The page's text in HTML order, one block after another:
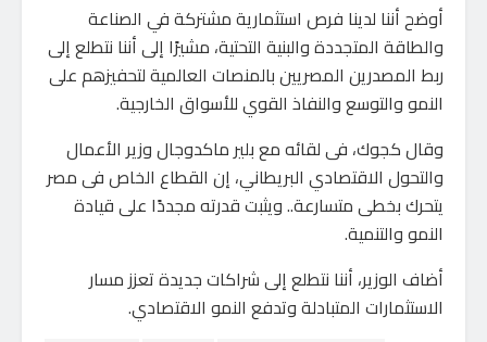
أوضح أننا لدينا فرص استثمارية مشتركة في الصناعة
والطاقة المتجددة والبنية التحتية، مشيرًا إلى أننا نتطلع إلى
ربط المصدرين المصريين بالمنصات العالمية لتحفيزهم على
النمو والتوسع والنفاذ القوي للأسواق الخارجية.
وقال كجوك، فى لقائه مع بلير ماكدوجال وزير الأعمال
والتحول الاقتصادي البريطاني، إن القطاع الخاص فى مصر
يتحرك بخطى متسارعة.. ويثبت قدرته مجددًا على قيادة
النمو والتنمية.
أضاف الوزير، أننا نتطلع إلى شراكات جديدة تعزز مسار
الاستثمارات المتبادلة وتدفع النمو الاقتصادي.